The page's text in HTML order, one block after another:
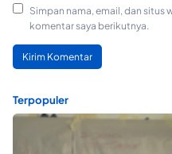
Simpan nama, email, dan situs
komentar saya berikutnya.
Terpopuler